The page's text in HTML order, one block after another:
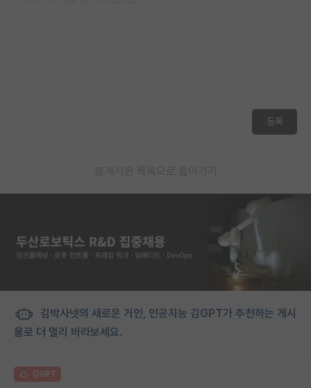
등록
게시판 목록으로 돌아가기
김박사넷의 새로운 거인, 인공지능 김GPT가 추천하는 게시
물로 더 멀리 바라보세요.
김GPT